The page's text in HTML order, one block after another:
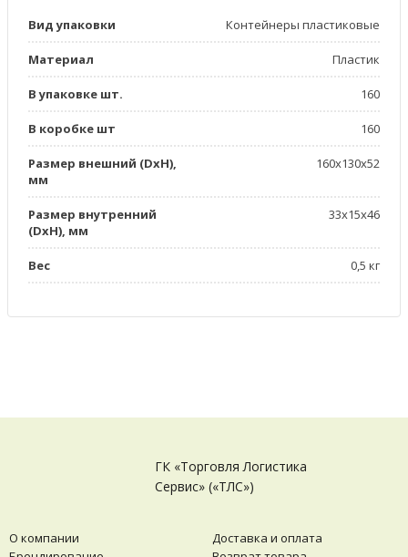
Вид упаковки Контейнеры пластиковые
Материал Пластик
В упаковке шт. 160
В коробке шт 160
Размер внешний (DxН),
мм
160х130х52
Размер внутренний
(DxH), мм
33х15х46
Вес 0,5 кг
ГК «Торговля Логистика
Сервис» («ТЛС»)
О компании
Доставка и оплата